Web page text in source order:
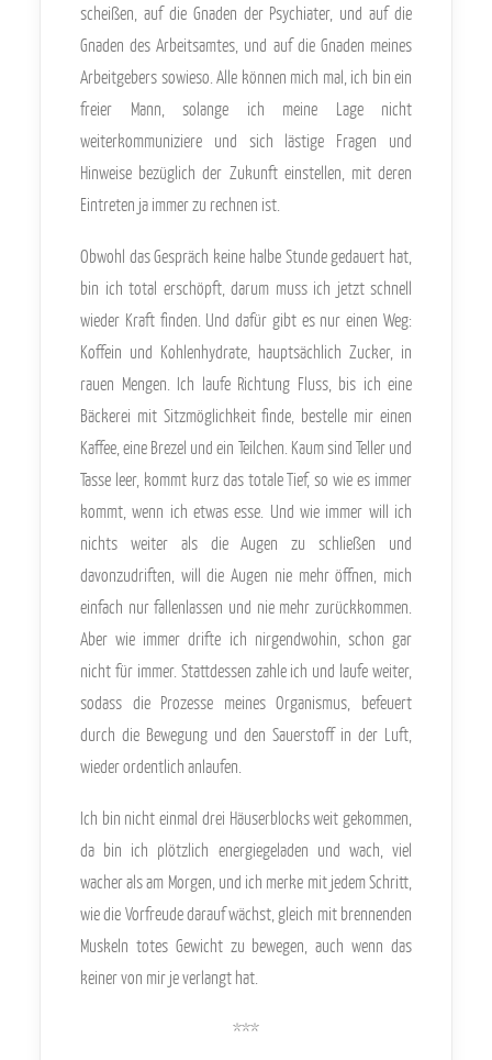
scheißen, auf die Gnaden der Psychiater, und auf die
Gnaden des Arbeitsamtes, und auf die Gnaden meines
Arbeitgebers sowieso. Alle können mich mal, ich bin ein
freier Mann, solange ich meine Lage nicht
weiterkommuniziere und sich lästige Fragen und
Hinweise bezüglich der Zukunft einstellen, mit deren
Eintreten ja immer zu rechnen ist.
Obwohl das Gespräch keine halbe Stunde gedauert hat,
bin ich total erschöpft, darum muss ich jetzt schnell
wieder Kraft finden. Und dafür gibt es nur einen Weg:
Koffein und Kohlenhydrate, hauptsächlich Zucker, in
rauen Mengen. Ich laufe Richtung Fluss, bis ich eine
Bäckerei mit Sitzmöglichkeit finde, bestelle mir einen
Kaffee, eine Brezel und ein Teilchen. Kaum sind Teller und
Tasse leer, kommt kurz das totale Tief, so wie es immer
kommt, wenn ich etwas esse. Und wie immer will ich
nichts weiter als die Augen zu schließen und
davonzudriften, will die Augen nie mehr öffnen, mich
einfach nur fallenlassen und nie mehr zurückkommen.
Aber wie immer drifte ich nirgendwohin, schon gar
nicht für immer. Stattdessen zahle ich und laufe weiter,
sodass die Prozesse meines Organismus, befeuert
durch die Bewegung und den Sauerstoff in der Luft,
wieder ordentlich anlaufen.
Ich bin nicht einmal drei Häuserblocks weit gekommen,
da bin ich plötzlich energiegeladen und wach, viel
wacher als am Morgen, und ich merke mit jedem Schritt,
wie die Vorfreude darauf wächst, gleich mit brennenden
Muskeln totes Gewicht zu bewegen, auch wenn das
keiner von mir je verlangt hat.
***